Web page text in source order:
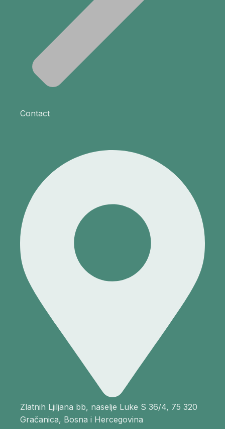
Contact
Zlatnih Ljiljana bb, naselje Luke S 36/4, 75 320
Gračanica, Bosna i Hercegovina